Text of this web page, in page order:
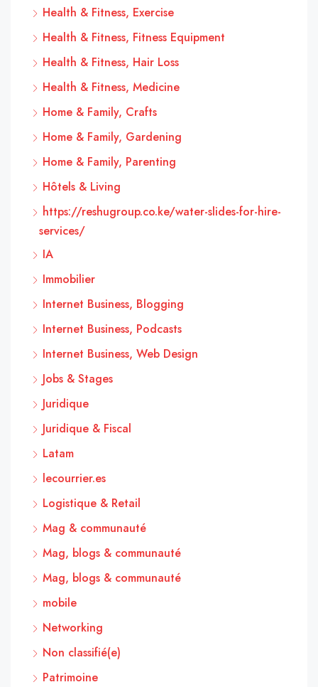
Health & Fitness, Exercise
Health & Fitness, Fitness Equipment
Health & Fitness, Hair Loss
Health & Fitness, Medicine
Home & Family, Crafts
Home & Family, Gardening
Home & Family, Parenting
Hôtels & Living
https://reshugroup.co.ke/water-slides-for-hire-
services/
IA
Immobilier
Internet Business, Blogging
Internet Business, Podcasts
Internet Business, Web Design
Jobs & Stages
Juridique
Juridique & Fiscal
Latam
lecourrier.es
Logistique & Retail
Mag & communauté
Mag, blogs & communauté
Mag, blogs & communauté
mobile
Networking
Non classifié(e)
Patrimoine